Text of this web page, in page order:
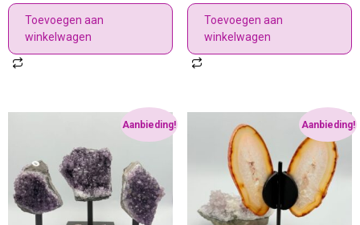
Toevoegen aan
winkelwagen
Toevoegen aan
winkelwagen
Aanbieding! Aanbieding!